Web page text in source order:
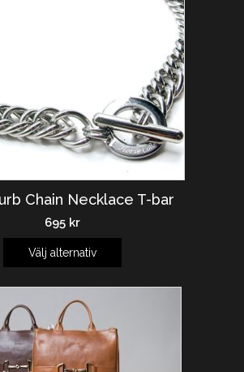
Chain Necklace T-bar
695 kr
Välj alternativ